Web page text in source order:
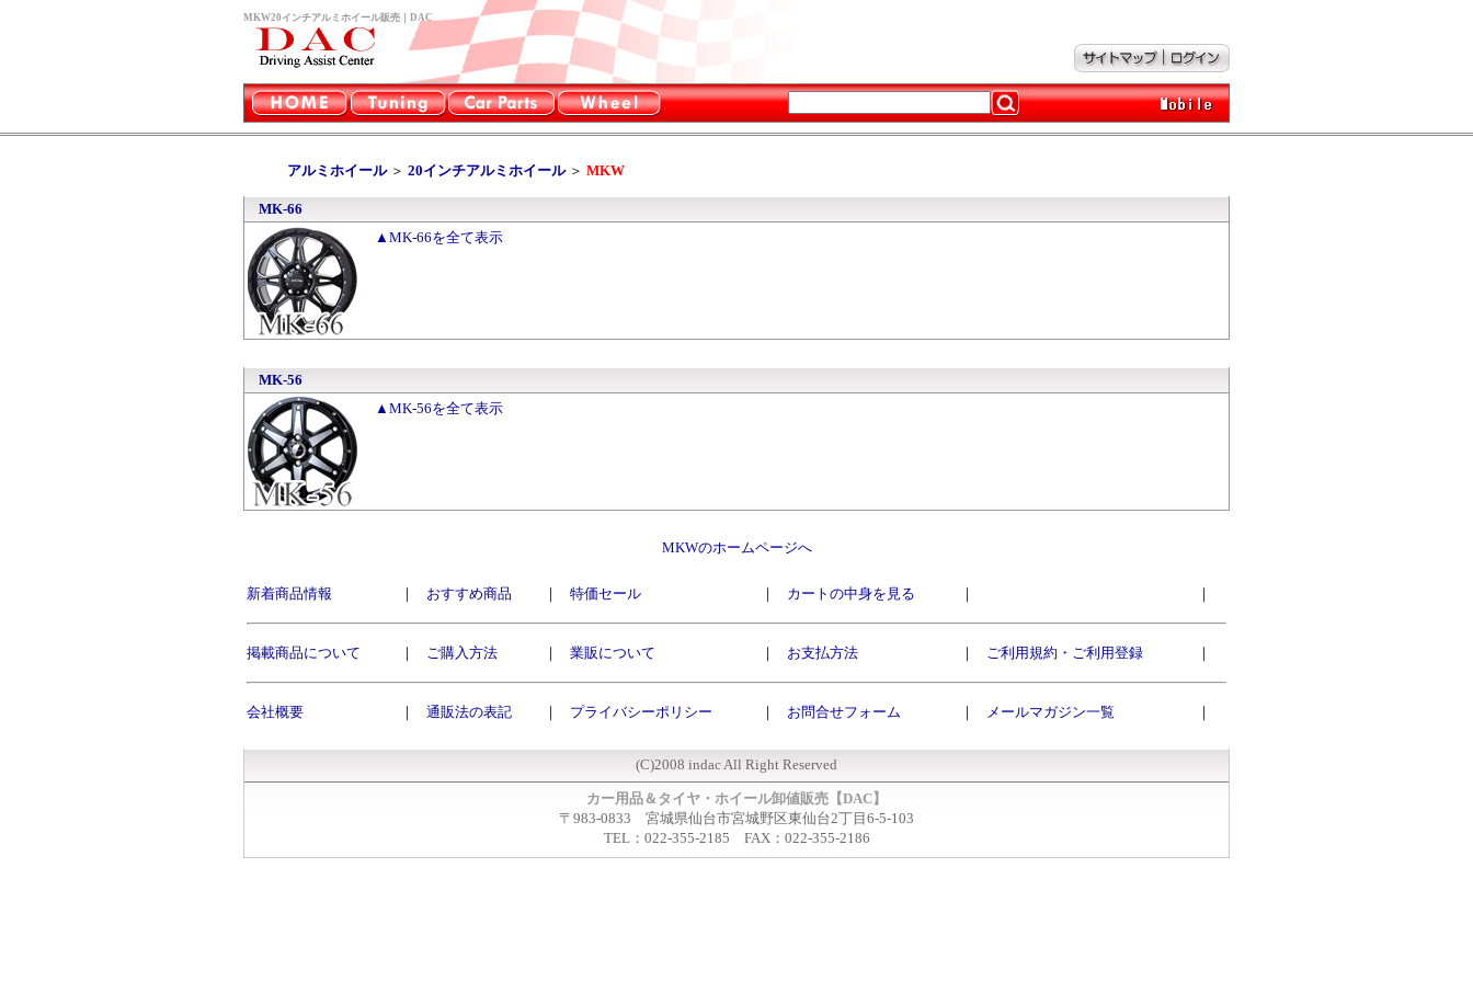
MKW20インチアルミホイール販売｜DAC
アルミホイール＞ 20インチアルミホイール＞ MKW
MK-66
▲MK-66を全て表示
MK-56
▲MK-56を全て表示
MKWのホームページへ
新着商品情報 ｜ おすすめ商品 ｜ 特価セール ｜ カートの中身を見る ｜ ｜
掲載商品について ｜ ご購入方法 ｜ 業販について ｜ お支払方法 ｜ ご利用規約・ご利用登録 ｜
会社概要 ｜ 通販法の表記 ｜ プライバシーポリシー ｜ お問合せフォーム ｜ メールマガジン一覧 ｜
(C)2008 indac All Right Reserved
カー用品＆タイヤ・ホイール卸値販売【DAC】
〒983-0833 宮城県仙台市宮城野区東仙台2丁目6-5-103
TEL：022-355-2185 FAX：022-355-2186